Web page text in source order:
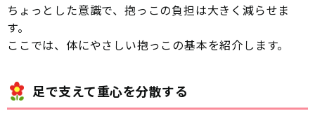
ちょっとした意識で、抱っこの負担は大きく減らせま
す。
ここでは、体にやさしい抱っこの基本を紹介します。
足で支えて重心を分散する